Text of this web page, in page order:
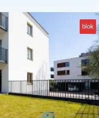
blok